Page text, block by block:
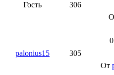
Гость 306
palonius15 305
От